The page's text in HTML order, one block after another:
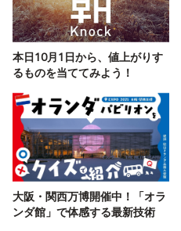
本日10月1日から、値上がりす
るものを当ててみよう！
大阪・関西万博開催中！「オラ
ンダ館」で体感する最新技術